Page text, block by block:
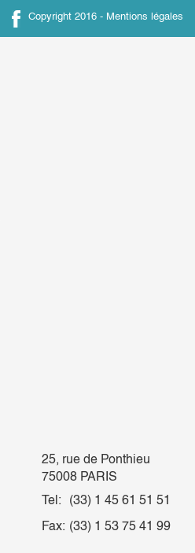
Copyright 2016 - Mentions légales
25, rue de Ponthieu
75008 PARIS
Tel:
(33) 1 45 61 51 51
Fax: (33) 1 53 75 41 99